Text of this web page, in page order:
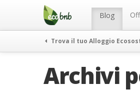
Menu Blog
Trova il tuo Alloggio
Archivi